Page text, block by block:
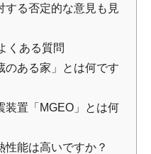
る否定的な意見も見
くある質問
のある家」とは何です
装置「MGEO」とは何
性能は高いですか？